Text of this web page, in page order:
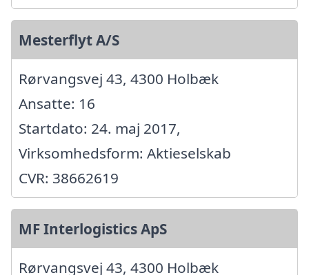
Mesterflyt A/S
Rørvangsvej 43, 4300 Holbæk
Ansatte: 16
Startdato: 24. maj 2017,
Virksomhedsform: Aktieselskab
CVR: 38662619
MF Interlogistics ApS
Rørvangsvej 43, 4300 Holbæk